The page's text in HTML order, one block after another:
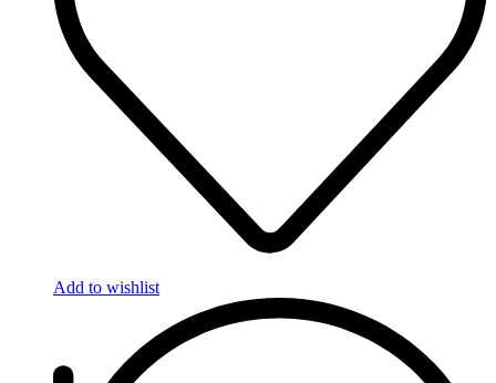
Add to wishlist